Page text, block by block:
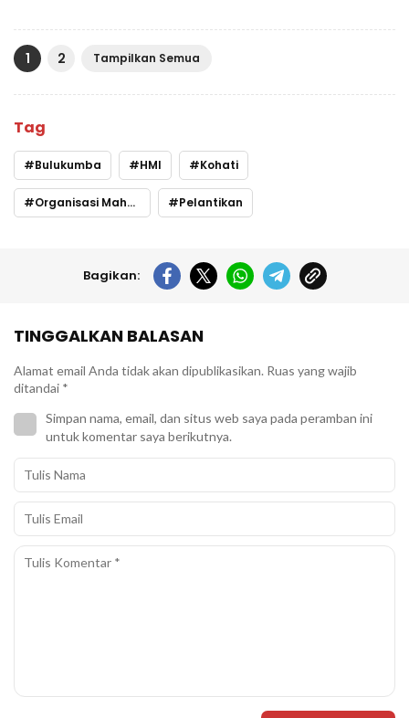
1 2 Tampilkan Semua
Tag
Bulukumba HMI Kohati
Organisasi Mahasiswa Pelantikan
Bagikan:
TINGGALKAN BALASAN
Alamat email Anda tidak akan dipublikasikan. Ruas yang wajib
ditandai *
Simpan nama, email, dan situs web saya pada peramban ini
untuk komentar saya berikutnya.